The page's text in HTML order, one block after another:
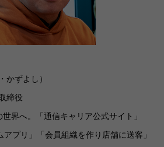
かずよし）
締役
界へ。「通信キャリア公式サイト」
アプリ」「会員組織を作り店舗に送客」